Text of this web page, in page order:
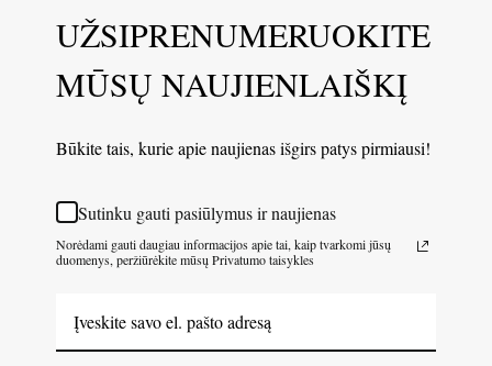
UŽSIPRENUMERUOKITE
MŪSŲ NAUJIENLAIŠKĮ
Būkite tais, kurie apie naujienas išgirs patys pirmiausi!
Sutinku gauti pasiūlymus ir naujienas
Norėdami gauti daugiau informacijos apie tai, kaip tvarkomi jūsų
duomenys, peržiūrėkite mūsų Privatumo taisykles